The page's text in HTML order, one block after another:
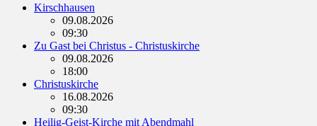
Kirschhausen
09.08.2026
09:30
Zu Gast bei Christus - Christuskirche
09.08.2026
18:00
Christuskirche
16.08.2026
09:30
Heilig-Geist-Kirche mit Abendmahl